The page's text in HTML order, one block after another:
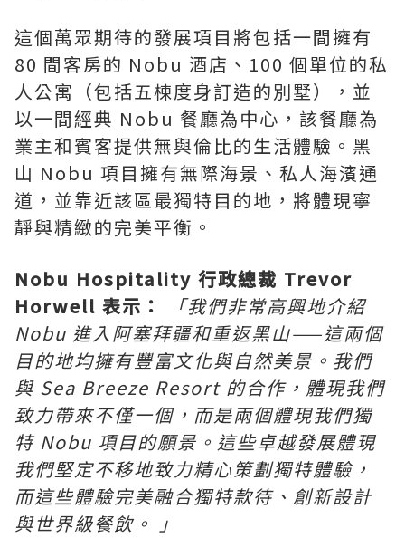
這個萬眾期待的發展項目將包括一間擁有
80 間客房的 Nobu 酒店、100 個單位的私
人公寓（包括五棟度身訂造的別墅），並
以一間經典 Nobu 餐廳為中心，該餐廳為
業主和賓客提供無與倫比的生活體驗。黑
山 Nobu 項目擁有無際海景、私人海濱通
道，並靠近該區最獨特目的地，將體現寧
靜與精緻的完美平衡。
Nobu Hospitality 行政總裁 Trevor
Horwell 表示：
「我們非常高興地介紹
Nobu 進入阿塞拜疆和重返黑山——這兩個
目的地均擁有豐富文化與自然美景。我們
與 Sea Breeze Resort 的合作，體現我們
致力帶來不僅一個，而是兩個體現我們獨
特Nobu 項目的願景。這些卓越發展體現
我們堅定不移地致力精心策劃獨特體驗，
而這些體驗完美融合獨特款待、創新設計
與世界級餐飲。
」